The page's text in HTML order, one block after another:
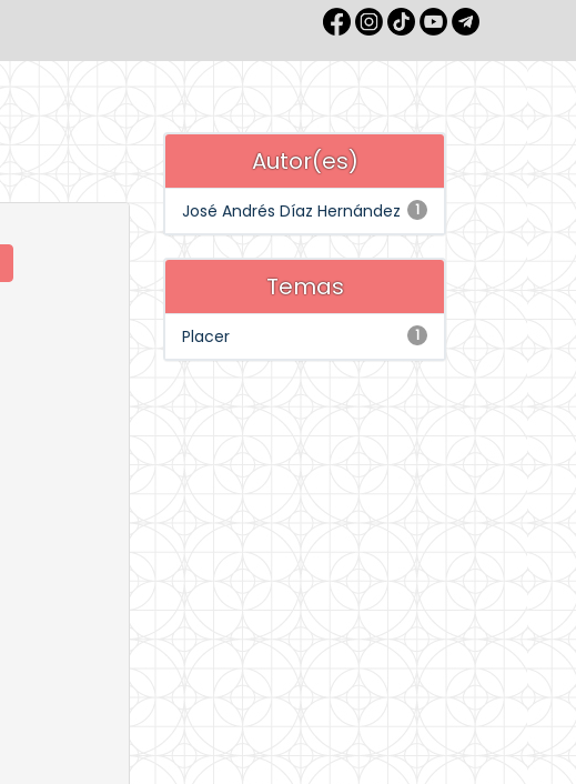
Autor(es)
1
José Andrés Díaz Hernández
Temas
1
Placer